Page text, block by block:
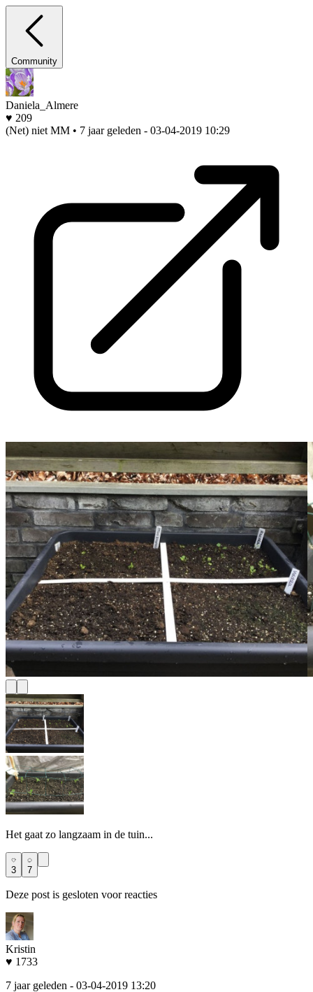
Community
Daniela_Almere
♥ 209
(Net) niet MM • 7 jaar geleden - 03-04-2019 10:29
Het gaat zo langzaam in de tuin...
3 7
Deze post is gesloten voor reacties
Kristin
♥ 1733
7 jaar geleden - 03-04-2019 13:20